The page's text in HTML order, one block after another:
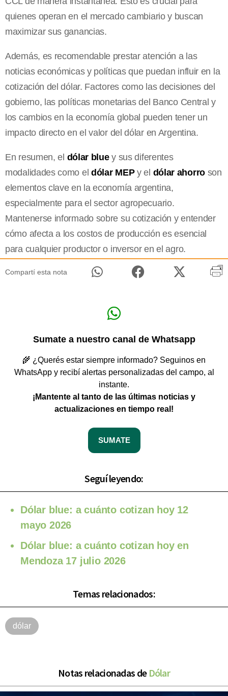
quienes operan en el mercado cambiario y buscan
maximizar sus ganancias.
Además, es recomendable prestar atención a las
noticias económicas y políticas que puedan influir en la
cotización del dólar. Factores como las decisiones del
gobierno, las políticas monetarias del Banco Central y
los cambios en la economía global pueden tener un
impacto directo en el valor del dólar en Argentina.
En resumen, el dólar bluey sus diferentes
modalidades como el dólar MEPy el dólar ahorroson
elementos clave en la economía argentina,
especialmente para el sector agropecuario.
Mantenerse informado sobre su cotización y entender
cómo afecta a los costos de producción es esencial
para cualquier productor o inversor en el agro.
Compartí esta nota
Sumate a nuestro canal de Whatsapp
🌾 ¿Querés estar siempre informado? Seguinos en
WhatsApp y recibí alertas personalizadas del campo, al
instante.
¡Mantente al tanto de las últimas noticias y
actualizaciones en tiempo real!
SUMATE
Seguí leyendo:
Dólar blue: a cuánto cotizan hoy 12
mayo 2026
Dólar blue: a cuánto cotizan hoy en
Mendoza 17 julio 2026
Temas relacionados:
dólar
Notas relacionadas de Dólar